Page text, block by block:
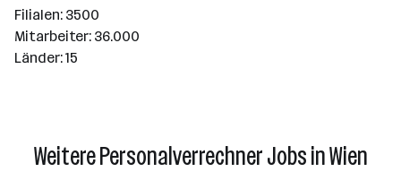
Filialen: 3500
Mitarbeiter: 36.000
Länder: 15
Weitere Personalverrechner Jobs in Wien